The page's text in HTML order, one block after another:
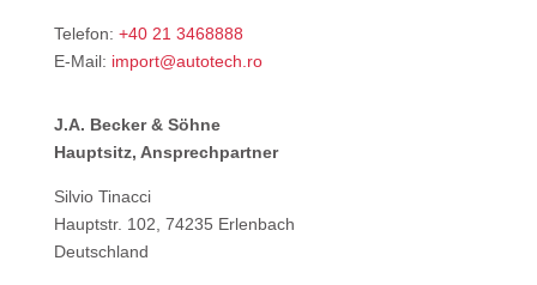
Telefon: +40 21 3468888
E-Mail: import@autotech.ro
J.A. Becker & Söhne
Hauptsitz, Ansprechpartner
Silvio Tinacci
Hauptstr. 102, 74235 Erlenbach
Deutschland